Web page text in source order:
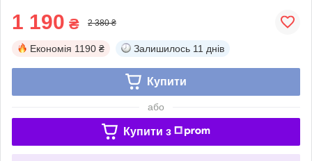
1 190 ₴ 2 380 ₴
Економія 1190 ₴ Залишилось 11 днів
Купити
або
Купити з